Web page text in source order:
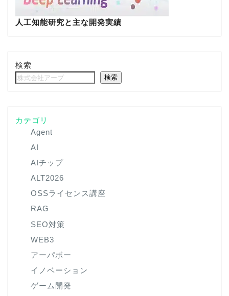
人工知能研究と主な開発実績
検索
検索
カテゴリ
Agent
AI
AIチップ
ALT2026
OSSライセンス講座
RAG
SEO対策
WEB3
アーパボー
イノベーション
ゲーム開発